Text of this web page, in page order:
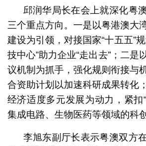
邱润华局长在会上就深化粤
三个重点方向。一是以粤港澳大
建设为引领，对接国家“十五五”
技中心”助力企业“走出去”；二是
议机制为抓手，强化规则衔接与
合资助计划以加速科研成果转化
经济适度多元发展为动力，紧扣
集成电路、生物医药等领域的科
李旭东副厅长表示粤澳双方